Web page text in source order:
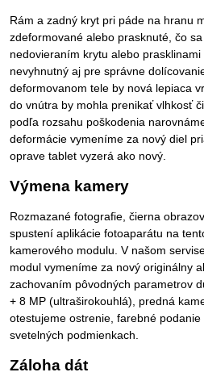
Rám a zadný kryt pri páde na hranu
zdeformované alebo prasknuté, čo
nedovieraním krytu alebo
nevyhnutný aj pre správne
deformovanom tele by nová lepiaca
do vnútra by mohla prenikať vlhkosť
podľa rozsahu poškodenia
deformácie vymeníme za nový diel
oprave tablet vyzerá ako nový.
Výmena kamery
Rozmazané fotografie, čierna
spustení aplikácie fotoaparátu na
kamerového modulu. V našom
modul vymeníme za nový originálny
zachovaním pôvodných parametrov
+ 8 MP (ultraširokouhlá), predná
otestujeme ostrenie, farebné
svetelných podmienkach.
Záloha dát